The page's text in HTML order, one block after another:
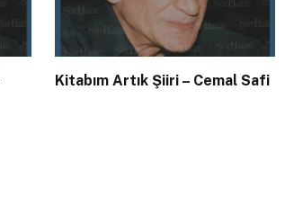
Kitabım Artık Şiiri – Cemal Safi